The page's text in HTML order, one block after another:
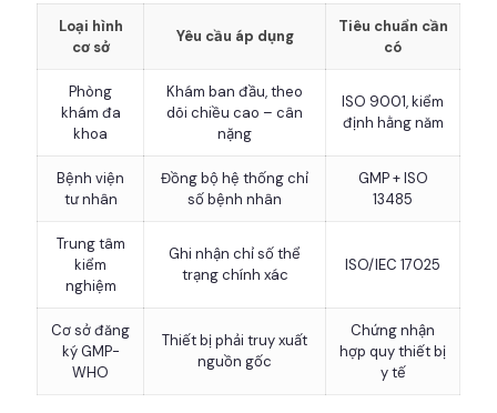
Loại hình
cơ sở
Yêu cầu áp dụng
Tiêu chuẩn cần
có
Phòng
khám đa
khoa
Khám ban đầu, theo
dõi chiều cao – cân
nặng
ISO 9001, kiểm
định hằng năm
Bệnh viện
tư nhân
Đồng bộ hệ thống chỉ
số bệnh nhân
GMP + ISO
13485
Trung tâm
kiểm
nghiệm
Ghi nhận chỉ số thể
trạng chính xác
ISO/IEC 17025
Cơ sở đăng
ký GMP-
WHO
Thiết bị phải truy xuất
nguồn gốc
Chứng nhận
hợp quy thiết bị
y tế